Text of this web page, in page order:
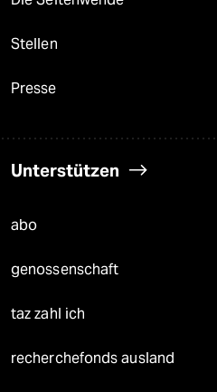
Stellen
Presse
Unterstützen
abo
genossenschaft
taz zahl ich
recherchefonds ausland